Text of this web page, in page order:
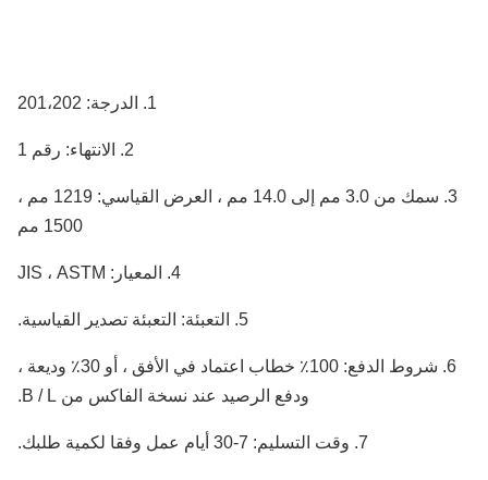
3. سمك من 3.0 مم إلى 14.0 مم ، العرض القياسي: 1219 مم ،
1500 مم
6. شروط الدفع: 100٪ خطاب اعتماد في الأفق ، أو 30٪ وديعة ،
ودفع الرصيد عند نسخة الفاكس من B / L.